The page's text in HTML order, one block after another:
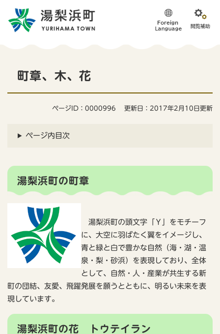
町章、木、花
ページID：0000996 更新日：2017年2月10日更新
ページ内目次
湯梨浜町の町章
湯梨浜町の頭文字「Ｙ」をモチーフ
に、大空に羽ばたく翼をイメージし、
青と緑と白で豊かな自然（海・湖・温
泉・梨・砂浜）を表現しており、全体
として、自然・人・産業が共生する新
町の団結、友愛、飛躍発展を願うとともに、明るい未来を表
現しています。
湯梨浜町の花 トウテイラン